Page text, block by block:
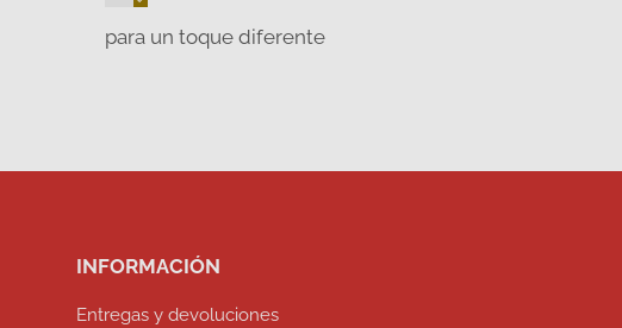
para un toque diferente
INFORMACIÓN
Entregas y devoluciones